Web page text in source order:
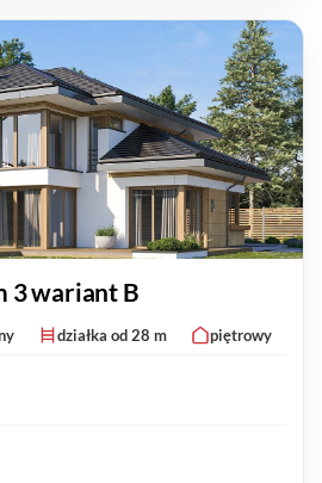
3 wariant B
działka od 28 m piętrowy